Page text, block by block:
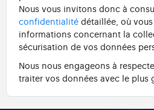
Nous vous invitons donc à
confidentialité détaillée, où
informations concernant la
sécurisation de vos données
Nous nous engageons à
traiter vos données avec le plus